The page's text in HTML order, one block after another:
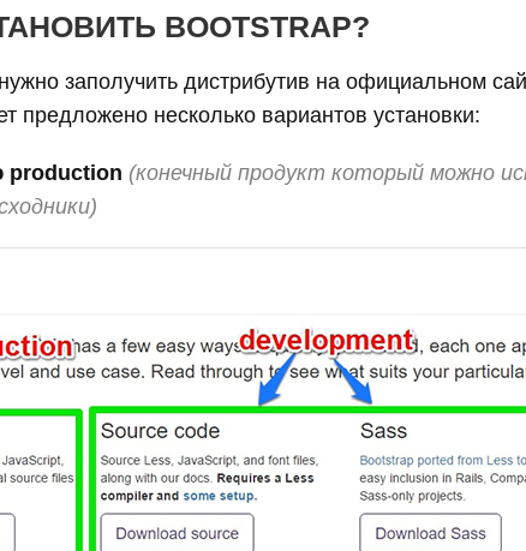
BOOTSTRAP?
заполучить дистрибутив на официальном
предложено несколько вариантов установки:
production (конечный продукт который можно